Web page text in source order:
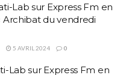
Lab sur Express Fm en
du vendredi
5 AVRIL 2024 0
Lab sur Express Fm en